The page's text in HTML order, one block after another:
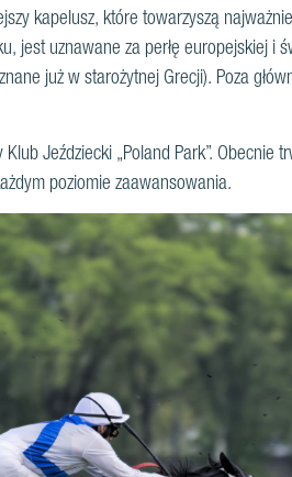
kapelusz, które towarzyszą
jest uznawane za perłę europejskiej i
już w starożytnej Grecji). Poza
Jeździecki „Poland Park”. Obecnie
poziomie zaawansowania.